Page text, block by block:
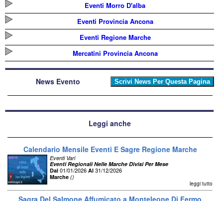
Eventi Morro D'alba
Eventi Provincia Ancona
Eventi Regione Marche
Mercatini Provincia Ancona
News Evento
Leggi anche
Calendario Mensile Eventi E Sagre Regione Marche
Eventi Vari
Eventi Regionali Nelle Marche Divisi Per Mese
Dal 01/01/2026 Al 31/12/2026
Marche ()
leggi tutto